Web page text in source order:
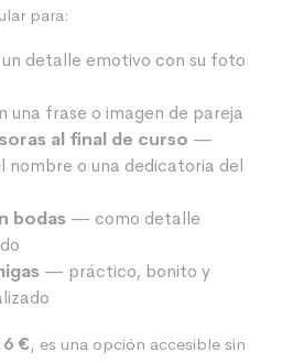
para:
detalle emotivo con su foto
frase o imagen de pareja
al final de curso —
nombre o una dedicatoria del
bodas — como detalle
— práctico, bonito y
€, es una opción accesible sin